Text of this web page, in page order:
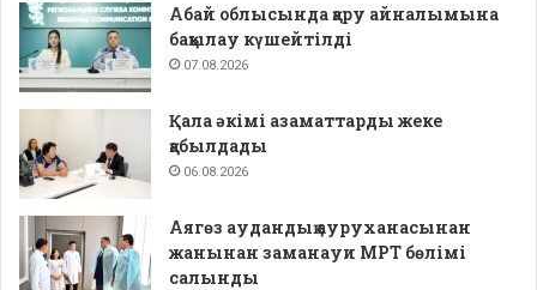
Абай облысында қару айналымына
бақылау күшейтілді
07.08.2026
Қала әкімі азаматтарды жеке
қабылдады
06.08.2026
Аягөз аудандық ауруханасынан
жанынан заманауи МРТ бөлімі
салынды